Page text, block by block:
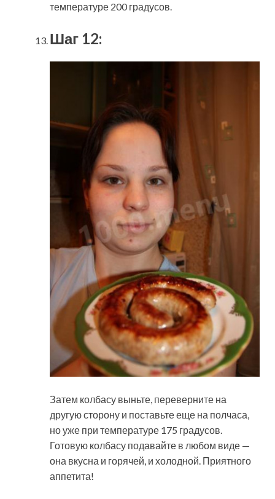
температуре 200 градусов.
Шаг 12:
Затем колбасу выньте, переверните на
другую сторону и поставьте еще на полчаса,
но уже при температуре 175 градусов.
Готовую колбасу подавайте в любом виде —
она вкусна и горячей, и холодной. Приятного
аппетита!